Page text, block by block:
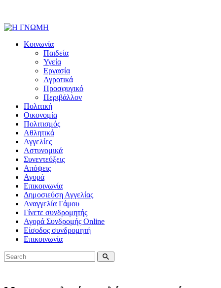
Κοινωνία
Παιδεία
Υγεία
Εργασία
Αγροτικά
Προσφυγικό
Περιβάλλον
Πολιτική
Οικονομία
Πολιτισμός
Αθλητικά
Αγγελίες
Αστυνομικά
Συνεντεύξεις
Απόψεις
Αγορά
Επικοινωνία
Δημοσιεύση Αγγελίας
Αναγγελία Γάμου
Γίνετε συνδρομητής
Αγορά Συνδρομής Online
Είσοδος συνδρομητή
Επικοινωνία